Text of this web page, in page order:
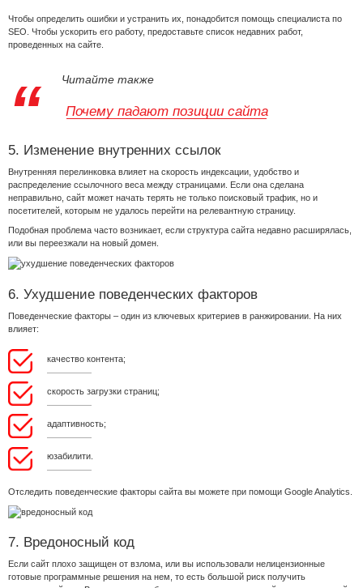
Чтобы определить ошибки и устранить их, понадобится помощь специалиста по
SEO. Чтобы ускорить его работу, предоставьте список недавних работ,
проведенных на сайте.
Читайте также
Почему падают позиции сайта
5. Изменение внутренних ссылок
Внутренняя перелинковка влияет на скорость индексации, удобство и
распределение ссылочного веса между страницами. Если она сделана
неправильно, сайт может начать терять не только поисковый трафик, но и
посетителей, которым не удалось перейти на релевантную страницу.
Подобная проблема часто возникает, если структура сайта недавно расширялась,
или вы переезжали на новый домен.
6. Ухудшение поведенческих факторов
Поведенческие факторы – один из ключевых критериев в ранжировании. На них
влияет:
качество контента;
скорость загрузки страниц;
адаптивность;
юзабилити.
Отследить поведенческие факторы сайта вы можете при помощи Google Analytics.
7. Вредоносный код
Если сайт плохо защищен от взлома, или вы использовали нелицензионные
готовые программные решения на нем, то есть большой риск получить